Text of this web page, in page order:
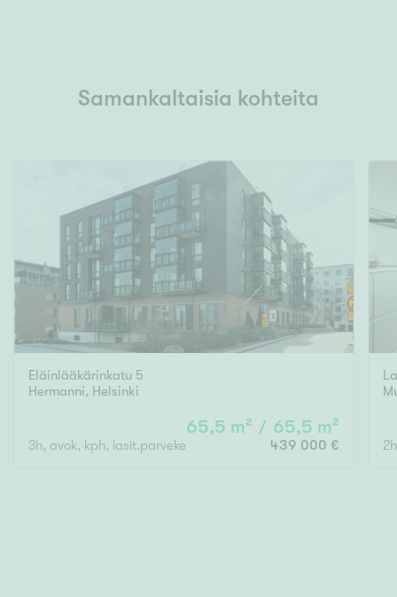
Samankaltaisia kohteita
Eläinlääkärinkatu 5
Hermanni, Helsinki
65,5 m² / 65,5 m²
3h, avok, kph, lasit.parveke 439 000 €